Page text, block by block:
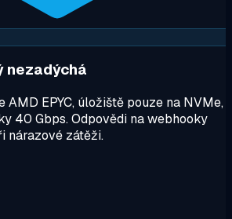
nezadýchá
AMD EPYC, úložiště pouze na NVMe,
40 Gbps. Odpovědi na webhooky
nárazové zátěži.